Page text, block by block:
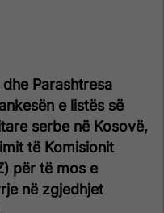
Parashtresa
e listës së
serbe në Kosovë,
të Komisionit
për të mos e
në zgjedhjet